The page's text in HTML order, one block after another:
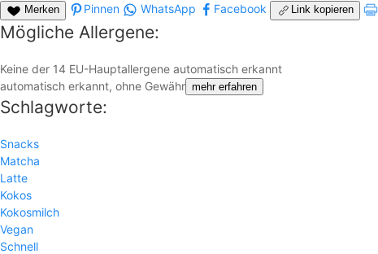
Merken Pinnen WhatsApp Facebook Link kopieren
Mögliche Allergene:
Keine der 14 EU-Hauptallergene automatisch erkannt
automatisch erkannt, ohne Gewähr mehr erfahren
Schlagworte:
Snacks
Matcha
Latte
Kokos
Kokosmilch
Vegan
Schnell